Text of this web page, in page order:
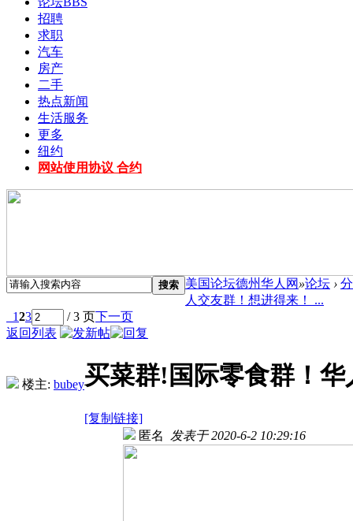
招聘
求职
汽车
房产
二手
热点新闻
生活服务
更多
纽约
网站使用协议 合约
搜索 美国论坛德州华人网 »论坛 ›
人交友群！想进得来！ ...
123 / 3 页下一页
返回列表
楼主: bubey买菜群!国际零食群！
[复制链接]
匿名 发表于 2020-6-2 10:29:16